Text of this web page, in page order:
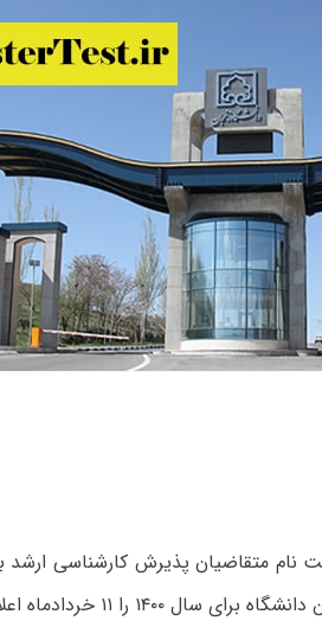
متقاضیان پذیرش کارشناسی ارشد
را ۱۱ خردادماه اعلام کرد.